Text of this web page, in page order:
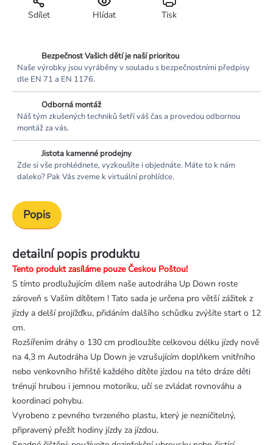
Tisk
Hlídat
Sdílet
Bezpečnost Vašich dětí je naší prioritou
Naše výrobky jsou vyráběny v souladu s bezpečnostními předpisy
dle EN 71 a EN 1176.
Odborná montáž
Náš tým zkušených techniků šetří váš čas a provedou odbornou
montáž za vás.
Jistota kamenné prodejny
Zde si vše prohlédnete, vyzkoušíte i objednáte. Máte to k nám
daleko? Pak Vás zveme k virtuální prohlídce.
Popis
detailní popis produktu
Tento produkt zasíláme pouze Českou Poštou!
S tímto prodlužujícím dílem naše autodráha Up Down roste
zároveň s Vaším dítětem ! Tato sada je určena pro větší zážitek z
jízdy a delší projížďku, přidáním dalšího schůdku zvýšíte start o 12
cm.
Rozšířením dráhy o 130 cm prodloužíte celkovou délku jízdy nově
na 4,3 m Autodráha Up Down je vzrušujícím doplňkem vnitřního
nebo venkovního hřiště každého dítěte jízdou na této dráze děti
trénují hrubou i jemnou motoriku, učí se zvládat rovnováhu a
koordinaci pohybu.
Vyrobeno z pevného tvrzeného plastu, který je nezničitelný,
připravený přežít hodiny jízdy za jízdou.